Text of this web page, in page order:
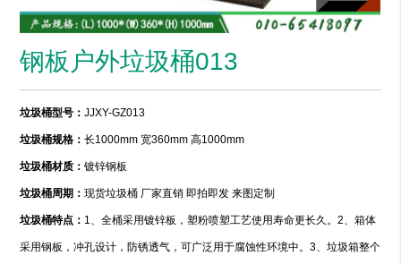
钢板户外垃圾桶013
垃圾桶型号：JJXY-GZ013
垃圾桶规格：长1000mm 宽360mm 高1000mm
垃圾桶材质：镀锌钢板
垃圾桶周期：现货垃圾桶 厂家直销 即拍即发 来图定制
垃圾桶特点： 1、全桶采用镀锌板，塑粉喷塑工艺使用寿命更长久。2、箱体
采用钢板，冲孔设计，防锈透气，可广泛用于腐蚀性环境中。3、垃圾箱整个